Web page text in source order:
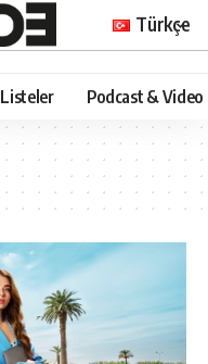
Türkçe
Listeler Podcast & Video